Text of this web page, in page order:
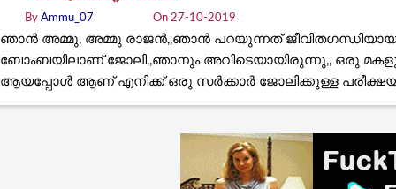
ByAmmu_07 On 27-10-2019
ഞാന്‍ അമ്മു, അമ്മു രാജന്‍,,ഞാന്‍ പറയുന്നത്
ബോംബയിലാണ് ജോലി,,ഞാനും അവിടെയായിരുന്നു,, ഒരു
ആയപ്പോള്‍ ആണ് എനിക്ക് ഒരു സര്‍ക്കാര്‍ ജോലിക്കുള്ള പരീക്ഷയുടെ